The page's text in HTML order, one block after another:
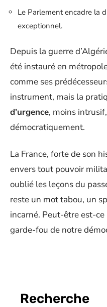
Le Parlement encadre la
exceptionnel.
Depuis la guerre
été instauré en
comme ses
instrument, mais la
d’urgence, moins
démocratiquement.
La France, forte de son
envers tout pouvoir
oublié les leçons du
reste un mot tabou, un
incarné. Peut-être est-
garde-fou de notre
Recherche